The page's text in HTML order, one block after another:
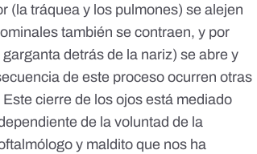
(la tráquea y los pulmones) se alejen
también se contraen, y por
detrás de la nariz) se abre y
de este procesoocurren otras
Este cierre de los ojos está mediado
de la voluntad de la
y maldito que nos ha